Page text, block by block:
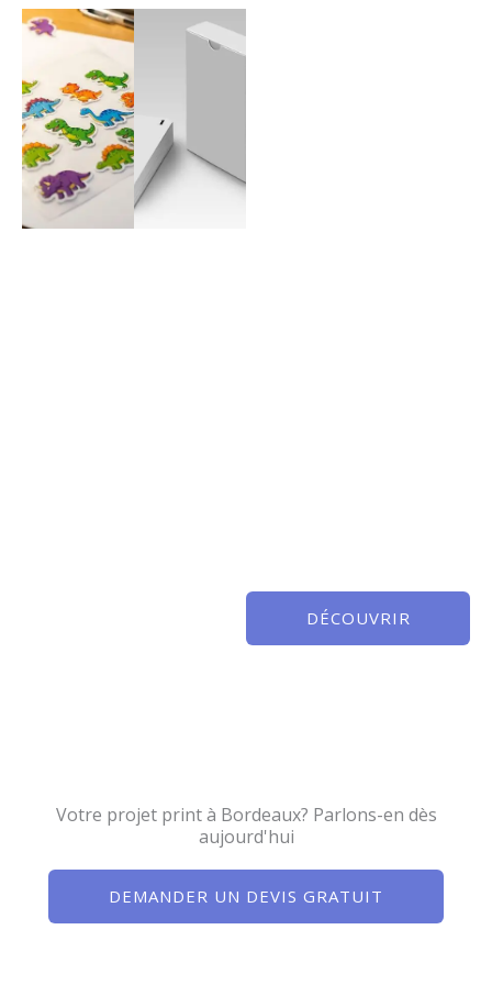
DÉCOUVRIR
Votre projet print à Bordeaux? Parlons-en dès
aujourd'hui
DEMANDER UN DEVIS GRATUIT